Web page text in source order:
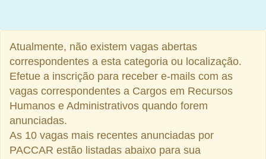
Atualmente, não existem vagas abertas
correspondentes a esta categoria ou localização.
Efetue a inscrição para receber e-mails com as
vagas correspondentes a Cargos em Recursos
Humanos e Administrativos quando forem
anunciadas.
As 10 vagas mais recentes anunciadas por
PACCAR estão listadas abaixo para sua